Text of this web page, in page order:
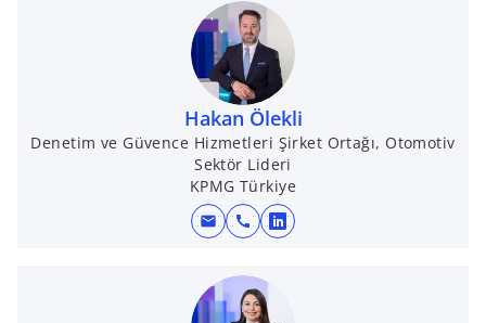
n
i
n
a
n
e
w
t
Hakan Ölekli
Denetim ve Güvence Hizmetleri Şirket Ortağı, Otomotiv
Sektör Lideri
KPMG Türkiye
mail call
o